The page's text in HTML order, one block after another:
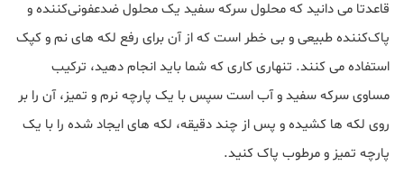
قاعدتا می دانید که محلول سرکه سفید یک محلول ضدعفونی‌کننده و
پاک‌کننده طبیعی و بی خطر است که از آن برای رفع لکه‌ های نم و کپک
استفاده می کنند. تنهاری کاری که شما باید انجام دهید، ترکیب
مساوی سرکه سفید و آب است سپس با یک پارچه نرم و تمیز، آن را بر
روی لکه‌ ها کشیده و پس از چند دقیقه، لکه‌ های ایجاد شده را با یک
پارچه تمیز و مرطوب پاک کنید.